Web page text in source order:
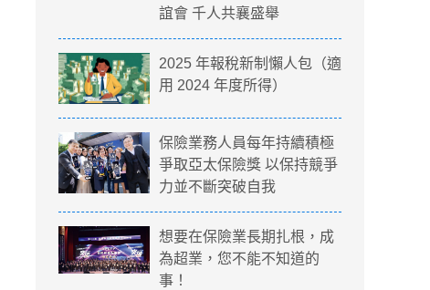
誼會 千人共襄盛舉
2025 年報稅新制懶人包（適
用 2024 年度所得）
保險業務人員每年持續積極
爭取亞太保險獎 以保持競爭
力並不斷突破自我
想要在保險業長期扎根，成
為超業，您不能不知道的
事！